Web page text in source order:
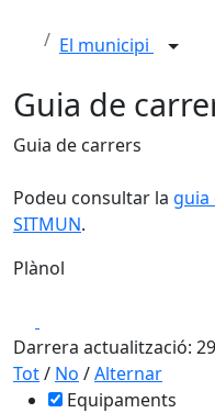
El municipi
Guia de
Guia de carrers
Podeu consultar la guia
SITMUN.
Plànol
+
−
Darrera actualització:
Tot/ No /Alternar
Equipaments